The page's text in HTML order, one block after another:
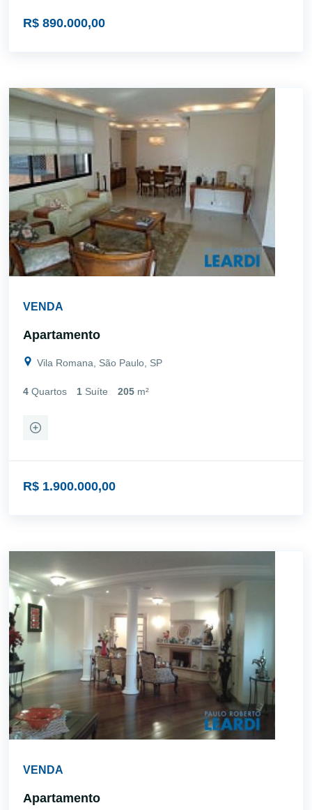
R$ 890.000,00
VENDA
Apartamento
Vila Romana, São Paulo, SP
4 Quartos 1 Suíte 205 m²
R$ 1.900.000,00
VENDA
Apartamento